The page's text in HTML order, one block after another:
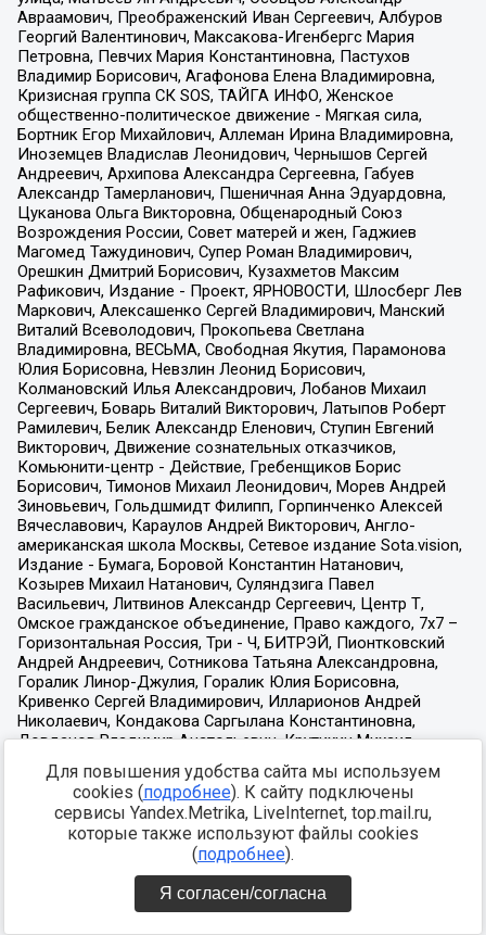
Для повышения удобства сайта мы используем
cookies (подробнее). К сайту подключены
сервисы Yandex.Metrika, LiveInternet, top.mail.ru,
которые также используют файлы cookies
(подробнее).
Я согласен/согласна